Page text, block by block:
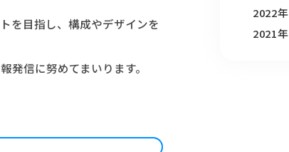
を目指し、構成やデザインを
信に努めてまいります。
2022年
2021年